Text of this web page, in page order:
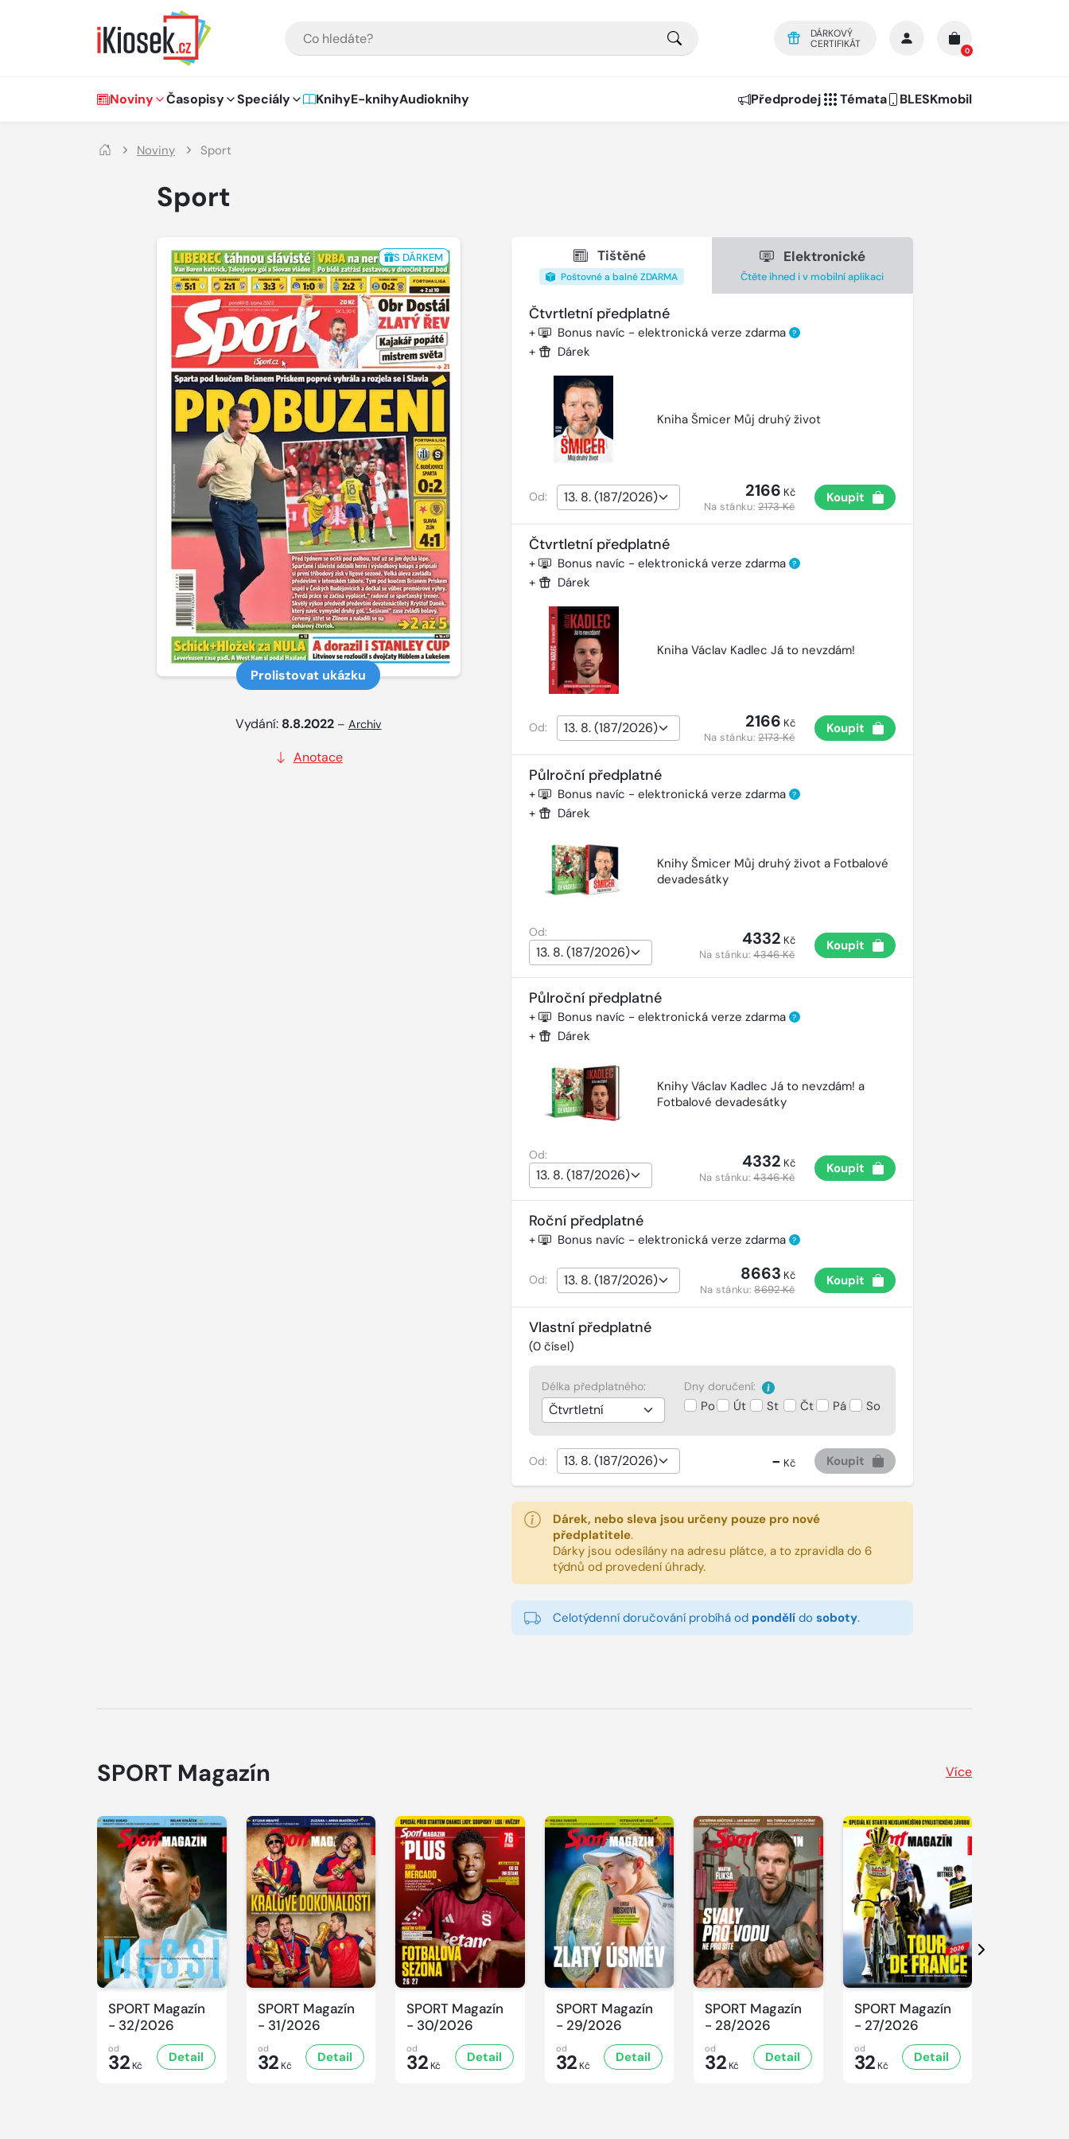
DÁRKOVÝ
CERTIFIKÁT
0
Hlavní navigace
Noviny Časopisy Speciály KnihyE-knihyAudioknihy Předprodej Témata BLESKmobil
Noviny Sport
Sport
S DÁRKEM
Prolistovat ukázku
Vydání: 8.8.2022 – Archiv
Anotace
Tištěné
Poštovné a balné ZDARMA
Elektronické
Čtěte ihned i v mobilní aplikaci
Čtvrtletní předplatné
+ Bonus navíc - elektronická verze zdarma ?
+ Dárek
Kniha Šmicer Můj druhý život
Od: 2166 Kč
Na stánku:2173 Kč
Koupit
Čtvrtletní předplatné
+ Bonus navíc - elektronická verze zdarma ?
+ Dárek
Kniha Václav Kadlec Já to nevzdám!
Od: 2166 Kč
Na stánku:2173 Kč
Koupit
Půlroční předplatné
+ Bonus navíc - elektronická verze zdarma ?
+ Dárek
Knihy Šmicer Můj druhý život a Fotbalové
devadesátky
Od: 4332 Kč
Na stánku:4346 Kč
Koupit
Půlroční předplatné
+ Bonus navíc - elektronická verze zdarma ?
+ Dárek
Knihy Václav Kadlec Já to nevzdám! a
Fotbalové devadesátky
Od: 4332 Kč
Na stánku:4346 Kč
Koupit
Roční předplatné
+ Bonus navíc - elektronická verze zdarma ?
Od: 8663 Kč
Na stánku:8692 Kč
Koupit
Vlastní předplatné
(0čísel)
Délka předplatného: Dny doručení:
Po Út St Čt Pá So
Od: - Kč Koupit
Dárek, nebo sleva jsou určeny pouze pro nové
předplatitele.
Dárky jsou odesílány na adresu plátce, a to zpravidla do 6
týdnů od provedení úhrady.
Celotýdenní doručování probíhá od pondělído soboty.
SPORT Magazín Více
SPORT Magazín
- 32/2026
od
32 Kč
Detail
SPORT Magazín
- 31/2026
od
32 Kč
Detail
SPORT Magazín
- 30/2026
od
32 Kč
Detail
SPORT Magazín
- 29/2026
od
32 Kč
Detail
SPORT Magazín
- 28/2026
od
32 Kč
Detail
SPORT Magazín
- 27/2026
od
32 Kč
Detail
Další